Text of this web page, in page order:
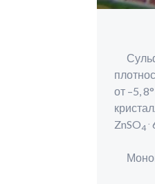
от –5,
ZnSO4